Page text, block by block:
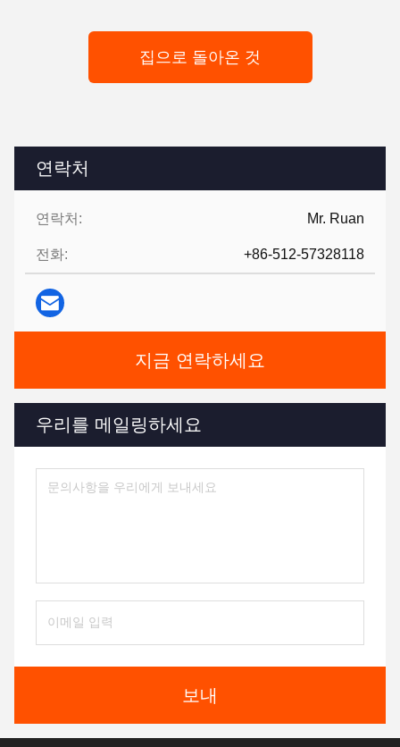
연락처
연락처: Mr. Ruan
전화: +86-512-57328118
지금 연락하세요
우리를 메일링하세요
보내
집으로 돌아온 것